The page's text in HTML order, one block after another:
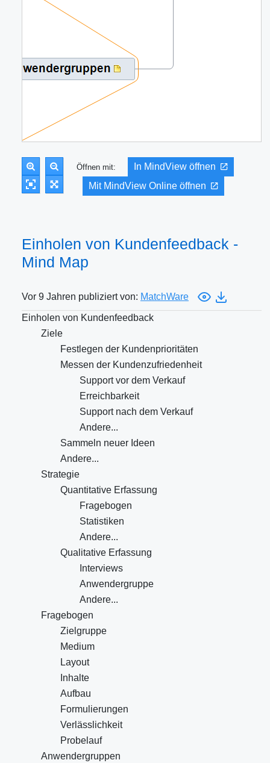
Öffnen mit:
In MindView öffnen
Mit MindView Online öffnen
Einholen von Kundenfeedback -
Mind Map
Vor 9 Jahren publiziert von: MatchWare
Einholen von Kundenfeedback
Ziele
Festlegen der Kundenprioritäten
Messen der Kundenzufriedenheit
Support vor dem Verkauf
Erreichbarkeit
Support nach dem Verkauf
Andere...
Sammeln neuer Ideen
Andere...
Strategie
Quantitative Erfassung
Fragebogen
Statistiken
Andere...
Qualitative Erfassung
Interviews
Anwendergruppe
Andere...
Fragebogen
Zielgruppe
Medium
Layout
Inhalte
Aufbau
Formulierungen
Verlässlichkeit
Probelauf
Anwendergruppen